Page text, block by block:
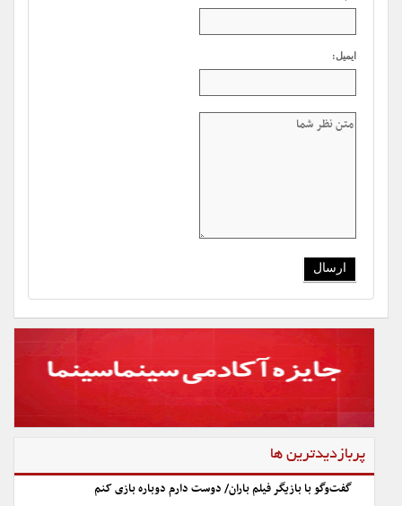
ایمیل:
پربازدیدترین ها
گفت‌وگو با بازیگر فیلم باران/ دوست دارم دوباره بازی کنم